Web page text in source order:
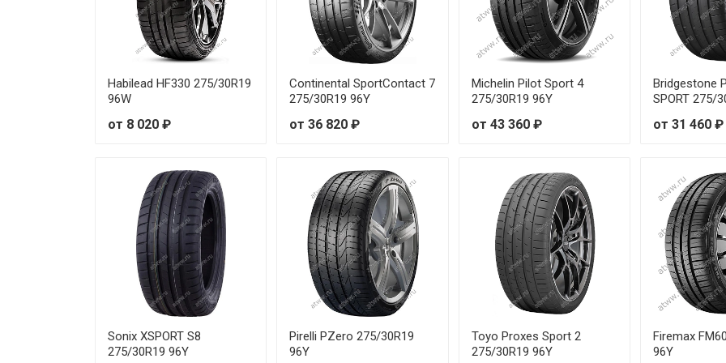
GoodYear Eagle F1 SuperSport 265/30R19 93Y
GoodYear Eagle F1 SuperSport 265/30R20 94Y
GoodYear Eagle F1 SuperSport 265/30R21 96Y
GoodYear Eagle F1 SuperSport 265/40R20 104Y
GoodYear Eagle F1 SuperSport 275/30R19 96Y
GoodYear Eagle F1 SuperSport 275/30R20 97Y
GoodYear Eagle F1 SuperSport 275/30R21 98Y
GoodYear Eagle F1 SuperSport 275/35R20 102Y
Habilead HF330 275/30R19
96W
от 8 020 ₽
Continental SportContact 7
275/30R19 96Y
от 36 820 ₽
Michelin Pilot Sport 4
275/30R19 96Y
от 43 360 ₽
Bridgestone
SPORT 275/
от 31 460 ₽
Sonix XSPORT S8
275/30R19 96Y
Pirelli PZero 275/30R19
96Y
Toyo Proxes Sport 2
275/30R19 96Y
Firemax
96Y